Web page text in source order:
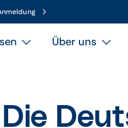
Über uns
Die